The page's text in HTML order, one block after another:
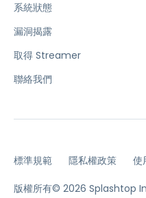
系統狀態
漏洞揭露
取得 Streamer
聯絡我們
標準規範 隱私權政策 使
版權所有© 2026 Splashtop